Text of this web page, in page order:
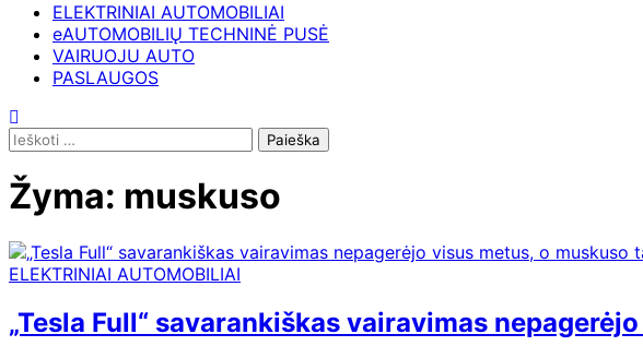
ELEKTRINIAI AUTOMOBILIAI
eAUTOMOBILIŲ TECHNINĖ PUSĖ
VAIRUOJU AUTO
PASLAUGOS
Ieškoti:
Žyma: muskuso
ELEKTRINIAI AUTOMOBILIAI
„Tesla Full“ savarankiškas vairavimas